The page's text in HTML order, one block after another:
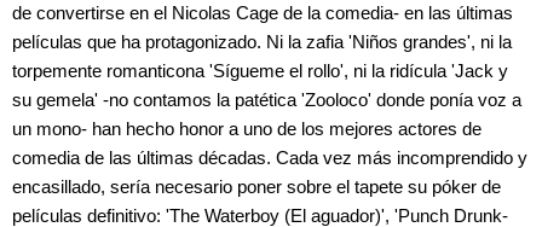
de convertirse en el Nicolas Cage de la comedia- en las últimas
películas que ha protagonizado. Ni la zafia 'Niños grandes', ni la
torpemente romanticona 'Sígueme el rollo', ni la ridícula 'Jack y
su gemela' -no contamos la patética 'Zooloco' donde ponía voz a
un mono- han hecho honor a uno de los mejores actores de
comedia de las últimas décadas. Cada vez más incomprendido y
encasillado, sería necesario poner sobre el tapete su póker de
películas definitivo: 'The Waterboy (El aguador)', 'Punch Drunk-